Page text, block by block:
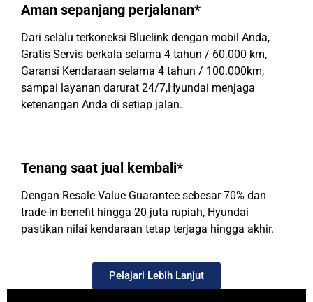
Aman sepanjang perjalanan*
Dari selalu terkoneksi Bluelink dengan mobil Anda,
Gratis Servis berkala selama 4 tahun / 60.000 km,
Garansi Kendaraan selama 4 tahun / 100.000km,
sampai layanan darurat 24/7,Hyundai menjaga
ketenangan Anda di setiap jalan.
Tenang saat jual kembali*
Dengan Resale Value Guarantee sebesar 70% dan
trade-in benefit hingga 20 juta rupiah, Hyundai
pastikan nilai kendaraan tetap terjaga hingga akhir.
Pelajari Lebih Lanjut